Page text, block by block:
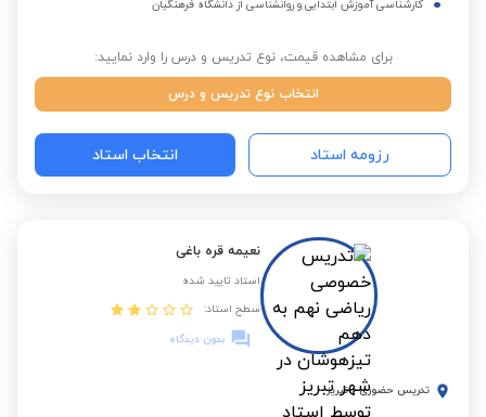
کارشناسی آموزش ابتدایی و روانشناسی از دانشگاه فرهنگیان
برای مشاهده قیمت، نوع تدریس و درس را وارد نمایید:
انتخاب نوع تدریس و درس
رزومه استاد انتخاب استاد
نعیمه قره باغی
استاد تایید شده
سطح استاد:
بدون دیدگاه
تدریس حضوری - تبریز